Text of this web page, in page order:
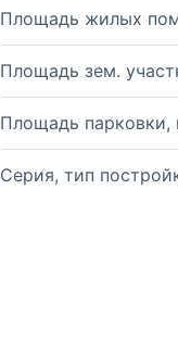
Площадь жилых
Площадь зем.
Площадь парковки,
Серия, тип